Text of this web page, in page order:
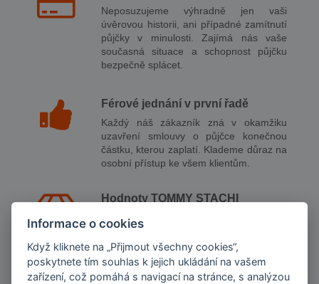
Neposuzujeme výhradně jen vaši
úvěrovou historii, ani případné zamítnutí
půjčky v minulosti. Zajímá nás vaše
současná situace a schopnost půjčku
bezpečně splácet.
Férové jednání v první řadě
Každý náš zákazník zná v okamžiku
uzavření smlouvy o půjčce konečnou
částku, kterou zaplatí. Klademe důraz na
osobní přístup ke všem klientům.
Hodnoty TOMMY STACHI
Korektní a individuální přístup k
zákazníkům a zodpovědné půjčování
jsou důležitými pilíři chování společnosti
poskytující finanční služby.
Informace o cookies
Když kliknete na „Přijmout všechny cookies“,
poskytnete tím souhlas k jejich ukládání na vašem
zařízení, což pomáhá s navigací na stránce, s analýzou